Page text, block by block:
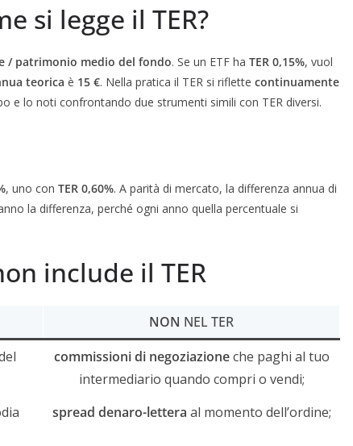
si legge il TER?
/ patrimonio medio del fondo. Se un ETF ha TER 0,15%, vuol
teorica è 15 €. Nella pratica il TER si riflette continuamente
e lo noti confrontando due strumenti simili con TER diversi.
, uno con TER 0,60%. A parità di mercato, la differenza annua di
la differenza, perché ogni anno quella percentuale si
include il TER
NON NEL TER
commissioni di negoziazioneche paghi al tuo
intermediario quando compri o vendi;
spread denaro-lettera al momento dell’ordine;